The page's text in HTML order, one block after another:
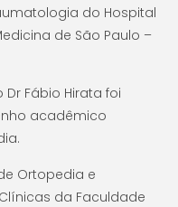
do Hospital
de São Paulo –
Fábio Hirata foi
acadêmico
Ortopedia e
da Faculdade